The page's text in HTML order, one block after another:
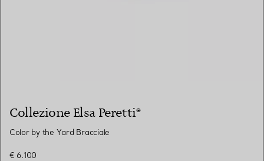
Collezione Elsa Peretti®
Color by the Yard Bracciale
€ 6.100